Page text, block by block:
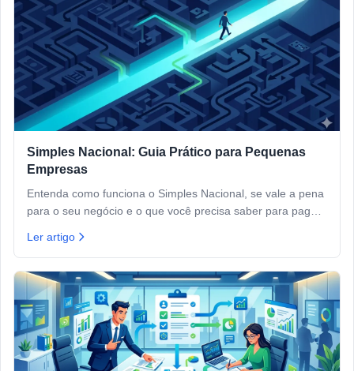
Simples Nacional: Guia Prático para Pequenas
Empresas
Entenda como funciona o Simples Nacional, se vale a pena
para o seu negócio e o que você precisa saber para pagar
Ler artigo